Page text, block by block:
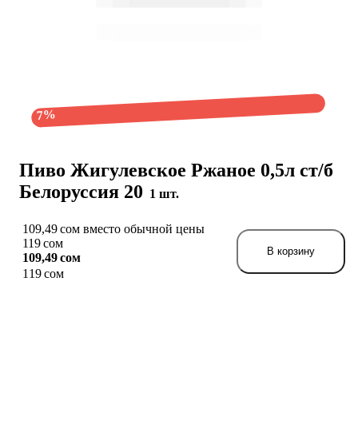
Пиво Жигулевское Ржаное 0,5л ст/б
Белоруссия 20 1 шт.
7%
109,49 сом вместо обычной цены
119 сом
109,49 сом
119 сом
В корзину